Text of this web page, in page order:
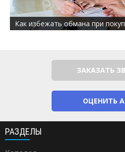
Как избежать обмана при
ЗАКАЗАТЬ
ОЦЕНИТЬ
РАЗДЕЛЫ